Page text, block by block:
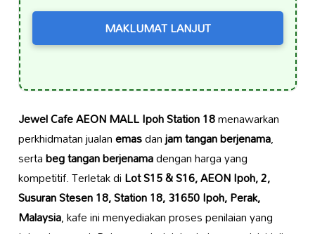
MAKLUMAT LANJUT
Jewel Cafe AEON MALL Ipoh Station 18menawarkan
perkhidmatan jualanemasdanjam tangan berjenama,
sertabeg tangan berjenamadengan harga yang
kompetitif. Terletak diLot S15 & S16, AEON Ipoh, 2,
Susuran Stesen 18, Station 18, 31650 Ipoh, Perak,
Malaysia, kafe ini menyediakan proses penilaian yang